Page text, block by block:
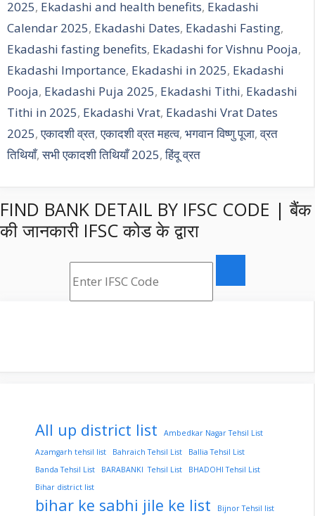
2025, Ekadashi and health benefits, Ekadashi
Calendar 2025, Ekadashi Dates, Ekadashi Fasting,
Ekadashi fasting benefits, Ekadashi for Vishnu Pooja,
Ekadashi Importance, Ekadashi in 2025, Ekadashi
Pooja, Ekadashi Puja 2025, Ekadashi Tithi, Ekadashi
Tithi in 2025, Ekadashi Vrat, Ekadashi Vrat Dates
2025,एकादशी व्रत,एकादशी व्रत महत्व, भगवान विष्णु पूजा,व्रत
तिथियाँ,सभी एकादशी तिथियाँ 2025,हिंदू व्रत
FIND BANK DETAIL BY IFSC CODE | बैंक
की जानकारी IFSC कोड के द्वारा
All up district list
Ambedkar Nagar Tehsil List
Azamgarh tehsil list
Bahraich Tehsil List
Ballia Tehsil List
Banda Tehsil List
BARABANKI Tehsil List
BHADOHI Tehsil List
Bihar district list
bihar ke sabhi jile ke list
Bijnor Tehsil list